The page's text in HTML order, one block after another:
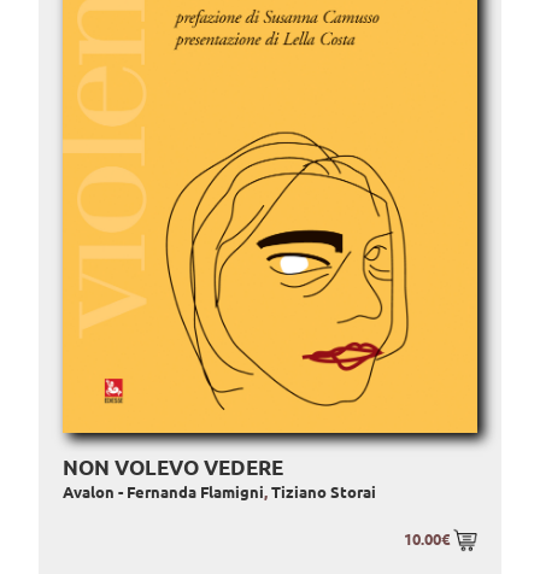
NON VOLEVO VEDERE
Avalon - Fernanda Flamigni,Tiziano Storai
10.00€